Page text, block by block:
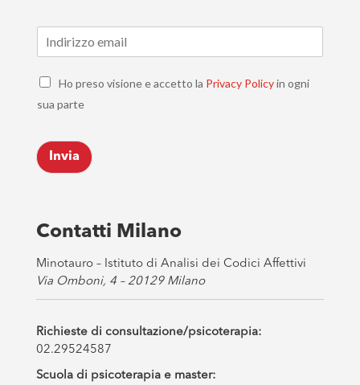
m
*
C
e
k
b
o
s
*
Ho preso visione e accetto la Privacy Policyin ogni
sua parte
Invia
Contatti Milano
Minotauro – Istituto di Analisi dei Codici Affettivi
Via Omboni, 4 – 20129 Milano
Richieste di consultazione/psicoterapia:
02.29524587
Scuola di psicoterapia e master: